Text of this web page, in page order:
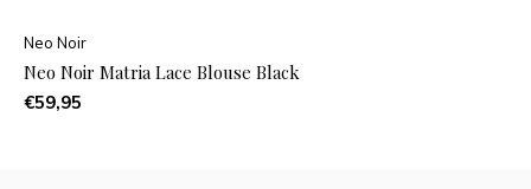
Neo Noir
Neo Noir Matria Lace Blouse Black
€59,95